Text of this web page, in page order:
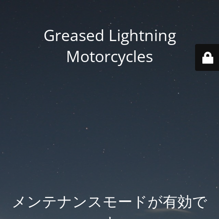
Greased Lightning
Motorcycles
メンテナンスモードが有効で